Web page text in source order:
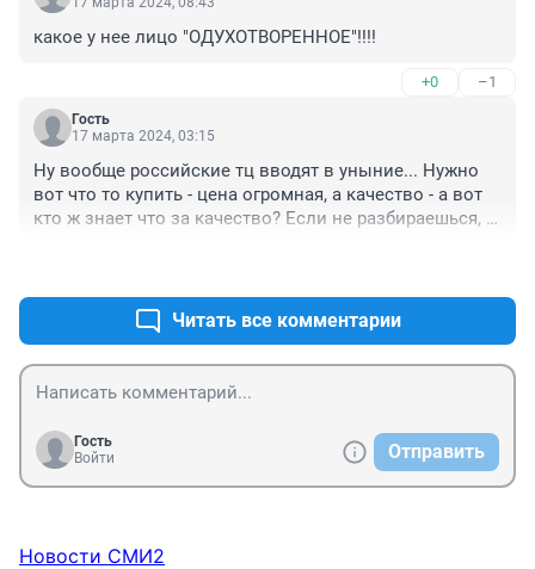
какое у нее лицо "ОДУХОТВОРЕННОЕ"!!!!
+0 –1
Гость
17 марта 2024, 03:15
Ну вообще российские тц вводят в уныние... Нужно
вот что то купить - цена огромная, а качество - а вот
кто ж знает что за качество? Если не разбираешься,
Читать все комментарии
Гость
Войти
Отправить
Новости СМИ2